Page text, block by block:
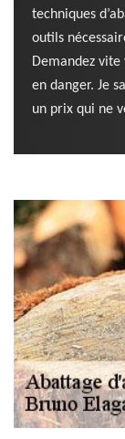
techniques
outils
Demandez
en danger. Je
un prix qui ne